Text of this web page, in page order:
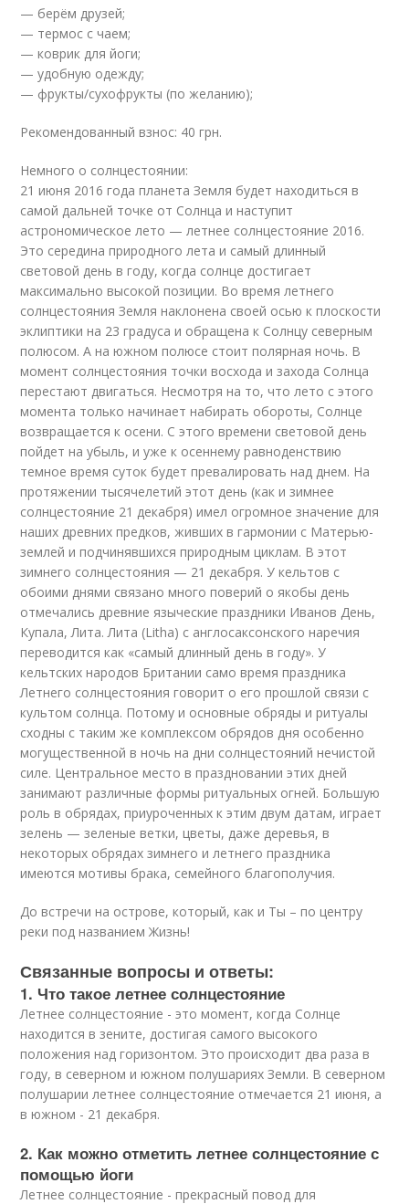
— берём друзей;
— термос с чаем;
— коврик для йоги;
— удобную одежду;
— фрукты/сухофрукты (по желанию);
Рекомендованный взнос: 40 грн.
Немного о солнцестоянии:
21 июня 2016 года планета Земля будет находиться в
самой дальней точке от Солнца и наступит
астрономическое лето — летнее солнцестояние 2016.
Это середина природного лета и самый длинный
световой день в году, когда солнце достигает
максимально высокой позиции. Во время летнего
солнцестояния Земля наклонена своей осью к плоскости
эклиптики на 23 градуса и обращена к Солнцу северным
полюсом. А на южном полюсе стоит полярная ночь. В
момент солнцестояния точки восхода и захода Солнца
перестают двигаться. Несмотря на то, что лето с этого
момента только начинает набирать обороты, Солнце
возвращается к осени. С этого времени световой день
пойдет на убыль, и уже к осеннему равноденствию
темное время суток будет превалировать над днем. На
протяжении тысячелетий этот день (как и зимнее
солнцестояние 21 декабря) имел огромное значение для
наших древних предков, живших в гармонии с Матерью-
землей и подчинявшихся природным циклам. В этот
зимнего солнцестояния — 21 декабря. У кельтов с
обоими днями связано много поверий о якобы день
отмечались древние языческие праздники Иванов День,
Купала, Лита. Лита (Litha) с англосаксонского наречия
переводится как «самый длинный день в году». У
кельтских народов Британии само время праздника
Летнего солнцестояния говорит о его прошлой связи с
культом солнца. Потому и основные обряды и ритуалы
сходны с таким же комплексом обрядов дня особенно
могущественной в ночь на дни солнцестояний нечистой
силе. Центральное место в праздновании этих дней
занимают различные формы ритуальных огней. Большую
роль в обрядах, приуроченных к этим двум датам, играет
зелень — зеленые ветки, цветы, даже деревья, в
некоторых обрядах зимнего и летнего праздника
имеются мотивы брака, семейного благополучия.
До встречи на острове, который, как и Ты – по центру
реки под названием Жизнь!
Связанные вопросы и ответы:
1. Что такое летнее солнцестояние
Летнее солнцестояние - это момент, когда Солнце
находится в зените, достигая самого высокого
положения над горизонтом. Это происходит два раза в
году, в северном и южном полушариях Земли. В северном
полушарии летнее солнцестояние отмечается 21 июня, а
в южном - 21 декабря.
2. Как можно отметить летнее солнцестояние с
помощью йоги
Летнее солнцестояние - прекрасный повод для